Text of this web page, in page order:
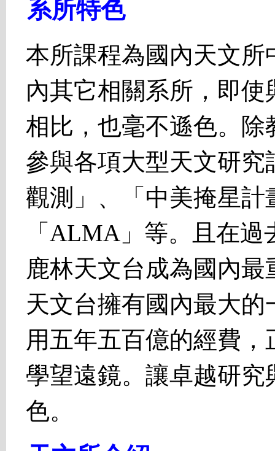
系所特色
本所課程為國內天文
內其它相關系所，即
相比，也毫不遜色。
參與各項大型天文研究
觀測」、「中美掩星
「ALMA」等。且在
鹿林天文台成為國內
天文台擁有國內最大
用五年五百億的經費
學望遠鏡。讓卓越研
色。